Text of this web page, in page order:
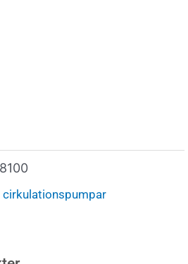
cirkulationspumpar